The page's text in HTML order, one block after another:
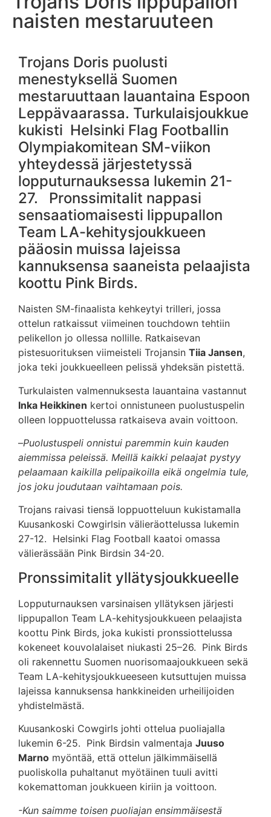
naisten mestaruuteen
Trojans Doris puolusti
menestyksellä Suomen
mestaruuttaan lauantaina Espoon
Leppävaarassa. Turkulaisjoukkue
kukisti Helsinki Flag Footballin
Olympiakomitean SM-viikon
yhteydessä järjestetyssä
lopputurnauksessa lukemin 21-
27. Pronssimitalit nappasi
sensaatiomaisesti lippupallon
Team LA-kehitysjoukkueen
pääosin muissa lajeissa
kannuksensa saaneista pelaajista
koottu Pink Birds.
Naisten SM-finaalista kehkeytyi trilleri, jossa
ottelun ratkaissut viimeinen touchdown tehtiin
pelikellon jo ollessa nollille. Ratkaisevan
pistesuorituksen viimeisteli Trojansin Tiia Jansen,
joka teki joukkueelleen pelissä yhdeksän pistettä.
Turkulaisten valmennuksesta lauantaina vastannut
Inka Heikkinen kertoi onnistuneen puolustuspelin
olleen loppuottelussa ratkaiseva avain voittoon.
–Puolustuspeli onnistui paremmin kuin kauden
aiemmissa peleissä. Meillä kaikki pelaajat pystyy
pelaamaan kaikilla pelipaikoilla eikä ongelmia tule,
jos joku joudutaan vaihtamaan pois.
Trojans raivasi tiensä loppuotteluun kukistamalla
Kuusankoski Cowgirlsin välieräottelussa lukemin
27-12. Helsinki Flag Football kaatoi omassa
välierässään Pink Birdsin 34-20.
Pronssimitalit yllätysjoukkueelle
Lopputurnauksen varsinaisen yllätyksen järjesti
lippupallon Team LA-kehitysjoukkueen pelaajista
koottu Pink Birds, joka kukisti pronssiottelussa
kokeneet kouvolalaiset niukasti 25–26. Pink Birds
oli rakennettu Suomen nuorisomaajoukkueen sekä
Team LA-kehitysjoukkueeseen kutsuttujen muissa
lajeissa kannuksensa hankkineiden urheilijoiden
yhdistelmästä.
Kuusankoski Cowgirls johti ottelua puoliajalla
lukemin 6-25. Pink Birdsin valmentaja Juuso
Marno myöntää, että ottelun jälkimmäisellä
puoliskolla puhaltanut myötäinen tuuli avitti
kokemattoman joukkueen kiriin ja voittoon.
-Kun saimme toisen puoliajan ensimmäisestä